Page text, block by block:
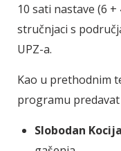
10 sati nastave (6
stručnjaci s
UPZ-a.
Kao u prethodnim
programu predavat
Slobodan